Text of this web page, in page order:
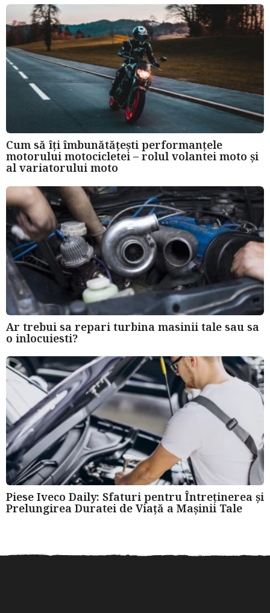
Cum să îți îmbunătățești performanțele
motorului motocicletei – rolul volantei moto și
al variatorului moto
Ar trebui sa repari turbina masinii tale sau sa
o inlocuiesti?
Piese Iveco Daily: Sfaturi pentru Întreținerea și
Prelungirea Duratei de Viață a Mașinii Tale